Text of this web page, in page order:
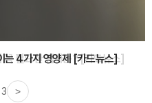
는 4가지 영양제 [카드뉴스]
>